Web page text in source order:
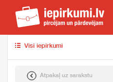
Visi iepirkumi
Atpakaļ uz sarakstu